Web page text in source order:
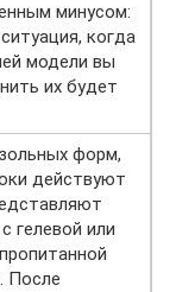
минусом:
когда
модели вы
их будет
форм,
действуют
гелевой или
После